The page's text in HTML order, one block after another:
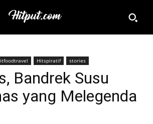
Hitspiratif stories
Bandrek Susu
yang Melegenda